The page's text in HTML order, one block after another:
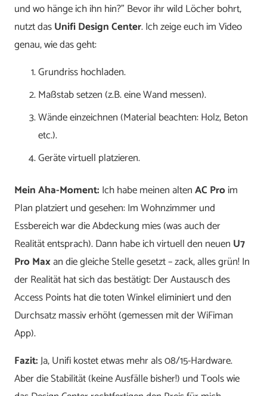
und wo hänge ich ihn hin?” Bevor ihr wild Löcher bohrt,
nutzt dasUnifi Design Center. Ich zeige euch im Video
genau, wie das geht:
Grundriss hochladen.
Maßstab setzen (z.B. eine Wand messen).
Wände einzeichnen (Material beachten: Holz, Beton
etc.).
Geräte virtuell platzieren.
Mein Aha-Moment: Ich habe meinen altenAC Proim
Plan platziert und gesehen: Im Wohnzimmer und
Essbereich war die Abdeckung mies (was auch der
Realität entsprach). Dann habe ich virtuell den neuen U7
Pro Max an die gleiche Stelle gesetzt – zack, alles grün! In
der Realität hat sich das bestätigt: Der Austausch des
Access Points hat die toten Winkel eliminiert und den
Durchsatz massiv erhöht (gemessen mit der WiFiman
App).
Fazit:Ja, Unifi kostet etwas mehr als 08/15-Hardware.
Aber die Stabilität (keine Ausfälle bisher!) und Tools wie